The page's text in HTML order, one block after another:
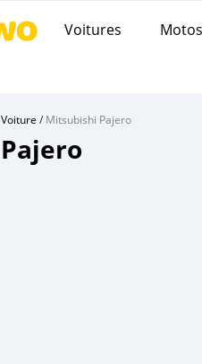
Voitures Motos
Voiture /Mitsubishi Pajero